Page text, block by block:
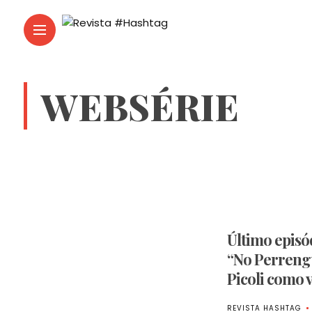
WEBSÉRIE
Último
“No
Picoli como
REVISTA HASHTAG